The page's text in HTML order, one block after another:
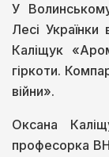
У
Лесі Українки
Каліщук
гіркоти.
війни».
Оксана
професорка